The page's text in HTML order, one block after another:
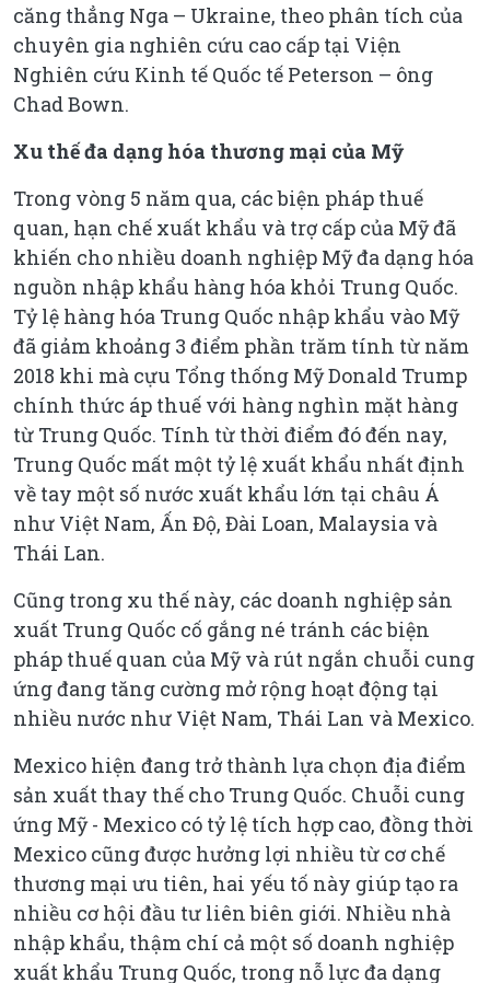
căng thẳng Nga – Ukraine, theo phân tích của
chuyên gia nghiên cứu cao cấp tại Viện
Nghiên cứu Kinh tế Quốc tế Peterson – ông
Chad Bown.
Xu thế đa dạng hóa thương mại của Mỹ
Trong vòng 5 năm qua, các biện pháp thuế
quan, hạn chế xuất khẩu và trợ cấp của Mỹ đã
khiến cho nhiều doanh nghiệp Mỹ đa dạng hóa
nguồn nhập khẩu hàng hóa khỏi Trung Quốc.
Tỷ lệ hàng hóa Trung Quốc nhập khẩu vào Mỹ
đã giảm khoảng 3 điểm phần trăm tính từ năm
2018 khi mà cựu Tổng thống Mỹ Donald Trump
chính thức áp thuế với hàng nghìn mặt hàng
từ Trung Quốc. Tính từ thời điểm đó đến nay,
Trung Quốc mất một tỷ lệ xuất khẩu nhất định
về tay một số nước xuất khẩu lớn tại châu Á
như Việt Nam, Ấn Độ, Đài Loan, Malaysia và
Thái Lan.
Cũng trong xu thế này, các doanh nghiệp sản
xuất Trung Quốc cố gắng né tránh các biện
pháp thuế quan của Mỹ và rút ngắn chuỗi cung
ứng đang tăng cường mở rộng hoạt động tại
nhiều nước như Việt Nam, Thái Lan và Mexico.
Mexico hiện đang trở thành lựa chọn địa điểm
sản xuất thay thế cho Trung Quốc. Chuỗi cung
ứng Mỹ - Mexico có tỷ lệ tích hợp cao, đồng thời
Mexico cũng được hưởng lợi nhiều từ cơ chế
thương mại ưu tiên, hai yếu tố này giúp tạo ra
nhiều cơ hội đầu tư liên biên giới. Nhiều nhà
nhập khẩu, thậm chí cả một số doanh nghiệp
xuất khẩu Trung Quốc, trong nỗ lực đa dạng